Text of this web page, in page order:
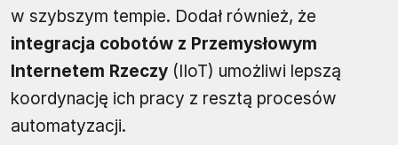
w szybszym tempie. Dodał również, że
integracja cobotów z Przemysłowym
Internetem Rzeczy (IIoT) umożliwi lepszą
koordynację ich pracy z resztą procesów
automatyzacji.